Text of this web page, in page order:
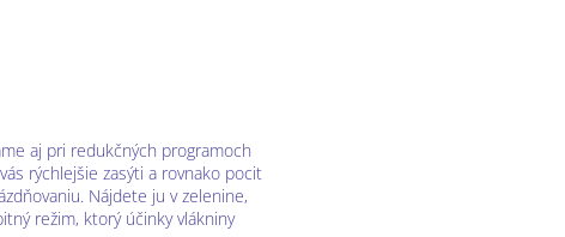
aj pri redukčných programoch
rýchlejšie zasýti a rovnako pocit
Nájdete ju v zelenine,
režim, ktorý účinky vlákniny